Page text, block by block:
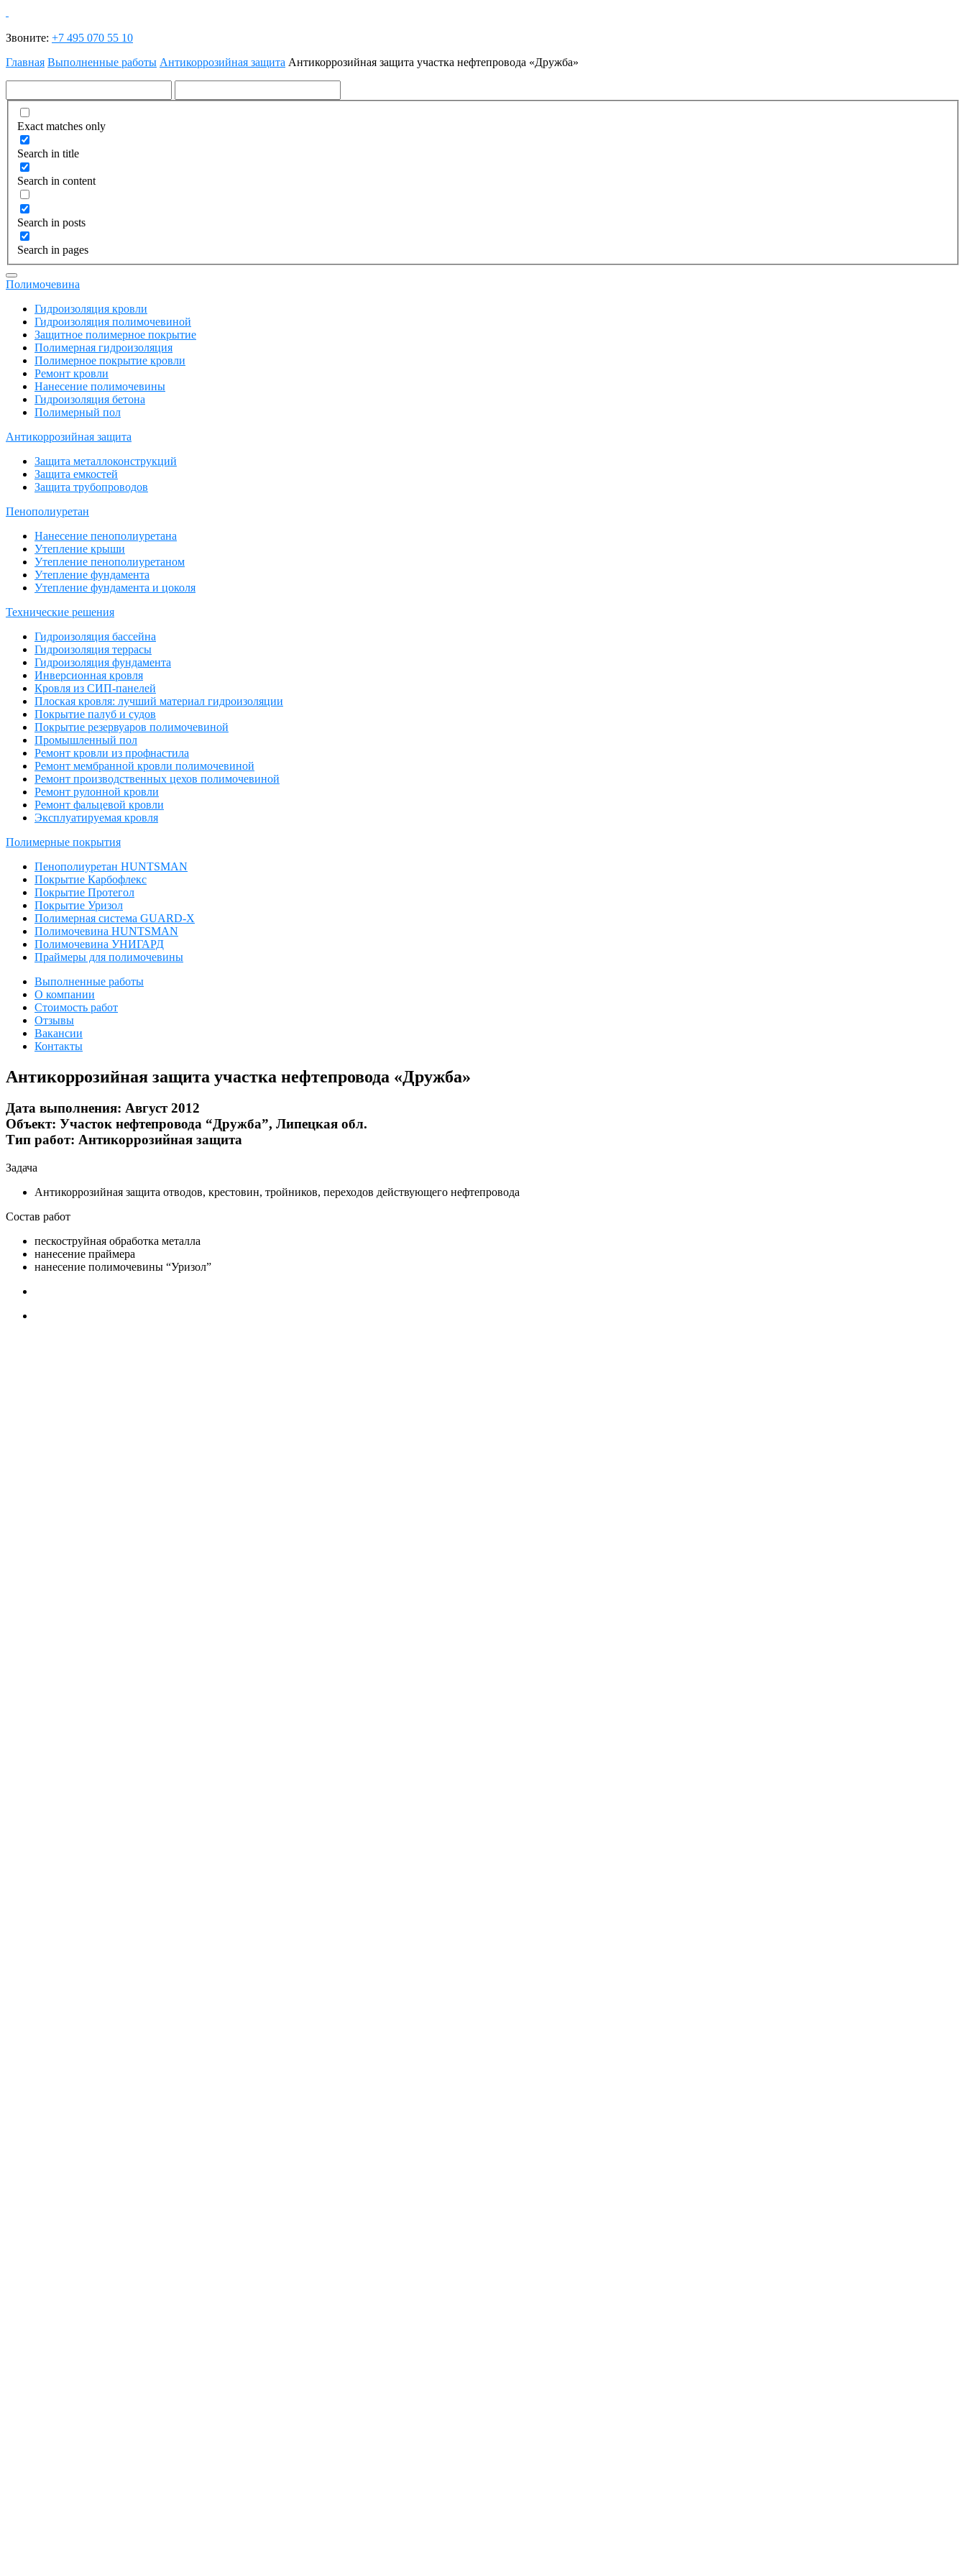
Звоните: +7 495 070 55 10
Главная Выполненные работы Антикоррозийная защита Антикоррозийная защита участка нефтепровода «Дружба»
Exact matches only
Search in title
Search in content
Search in posts
Search in pages
Полимочевина
Гидроизоляция кровли
Гидроизоляция полимочевиной
Защитное полимерное покрытие
Полимерная гидроизоляция
Полимерное покрытие кровли
Ремонт кровли
Нанесение полимочевины
Гидроизоляция бетона
Полимерный пол
Антикоррозийная защита
Защита металлоконструкций
Защита емкостей
Защита трубопроводов
Пенополиуретан
Нанесение пенополиуретана
Утепление крыши
Утепление пенополиуретаном
Утепление фундамента
Утепление фундамента и цоколя
Технические решения
Гидроизоляция бассейна
Гидроизоляция террасы
Гидроизоляция фундамента
Инверсионная кровля
Кровля из СИП-панелей
Плоская кровля: лучший материал гидроизоляции
Покрытие палуб и судов
Покрытие резервуаров полимочевиной
Промышленный пол
Ремонт кровли из профнастила
Ремонт мембранной кровли полимочевиной
Ремонт производственных цехов полимочевиной
Ремонт рулонной кровли
Ремонт фальцевой кровли
Эксплуатируемая кровля
Полимерные покрытия
Пенополиуретан HUNTSMAN
Покрытие Карбофлекс
Покрытие Протегол
Покрытие Уризол
Полимерная система GUARD-X
Полимочевина HUNTSMAN
Полимочевина УНИГАРД
Праймеры для полимочевины
Выполненные работы
О компании
Стоимость работ
Отзывы
Вакансии
Контакты
Антикоррозийная защита участка нефтепровода «Дружба»
Дата выполнения: Август 2012
Объект: Участок нефтепровода “Дружба”, Липецкая обл.
Тип работ: Антикоррозийная защита
Задача
Антикоррозийная защита отводов, крестовин, тройников, переходов действующего нефтепровода
Состав работ
пескоструйная обработка металла
нанесение праймера
нанесение полимочевины “Уризол”